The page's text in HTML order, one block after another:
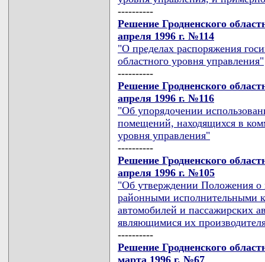
----------
Решение Гродненского
апреля 1996 г. №114
"О пределах распоряжения
областного уровня управления"
----------
Решение Гродненского
апреля 1996 г. №116
"Об упорядочении
помещений, находящихся в
уровня управления"
----------
Решение Гродненского
апреля 1996 г. №105
"Об утверждении Положения о
районными исполнительными
автомобилей и пассажирских
являющимися их
----------
Решение Гродненского
марта 1996 г. №67